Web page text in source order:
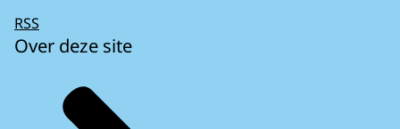
RSS
Over deze site